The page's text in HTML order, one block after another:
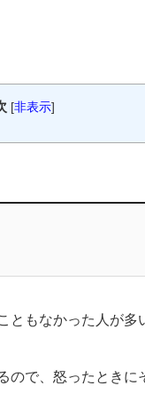
[非表示]
ともなかった人が多
ので、怒ったとき